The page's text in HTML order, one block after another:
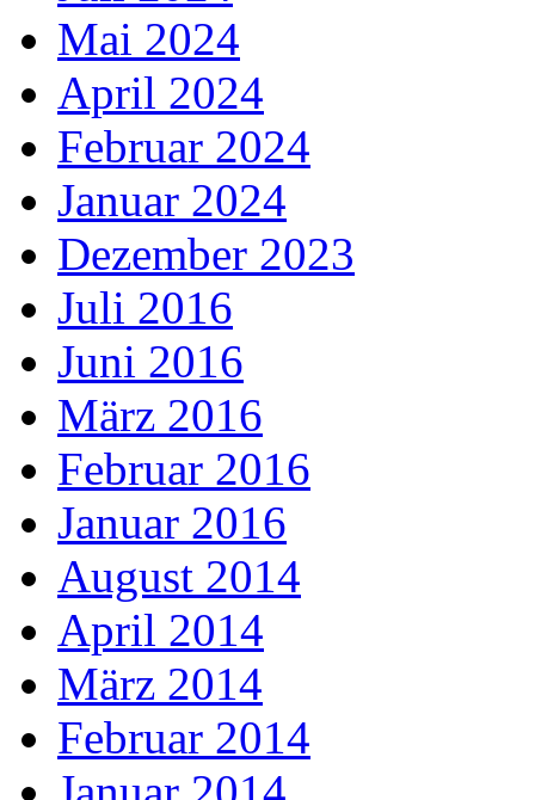
Mai 2024
April 2024
Februar 2024
Januar 2024
Dezember 2023
Juli 2016
Juni 2016
März 2016
Februar 2016
Januar 2016
August 2014
April 2014
März 2014
Februar 2014